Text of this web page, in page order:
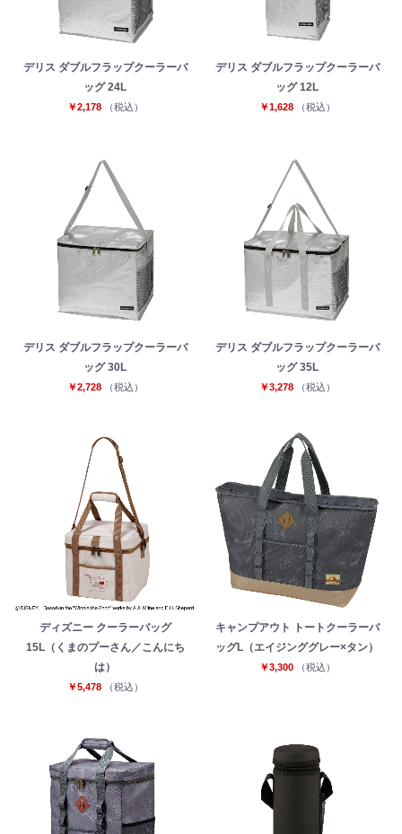
デリス ダブルフラップクーラーバ
ッグ 24L
￥2,178 （税込）
デリス ダブルフラップクーラーバ
ッグ 12L
￥1,628 （税込）
デリス ダブルフラップクーラーバ
ッグ 30L
￥2,728 （税込）
デリス ダブルフラップクーラーバ
ッグ 35L
￥3,278 （税込）
ディズニー クーラーバッグ
15L（くまのプーさん／こんにち
は）
￥5,478 （税込）
キャンプアウト トートクーラーバ
ッグL（エイジンググレー×タン）
￥3,300 （税込）
お買い物を続ける カートへ進む